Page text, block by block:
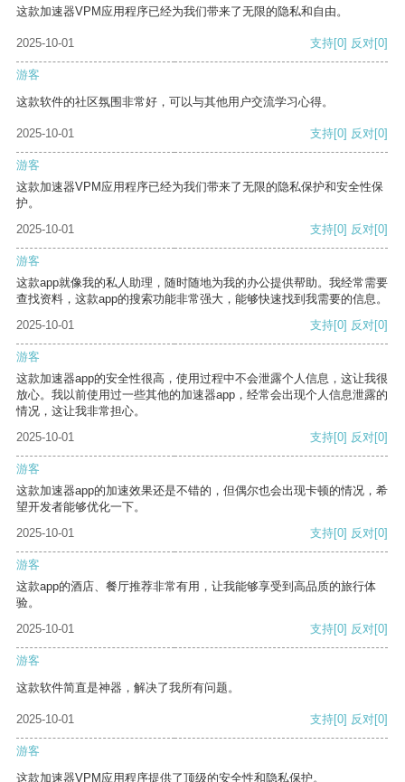
这款加速器VPM应用程序已经为我们带来了无限的隐私和自由。
2025-10-01 支持[0] 反对[0]
游客
这款软件的社区氛围非常好，可以与其他用户交流学习心得。
2025-10-01 支持[0] 反对[0]
游客
这款加速器VPM应用程序已经为我们带来了无限的隐私保护和安全性保
护。
2025-10-01
支持[0] 反对[0]
游客
这款app就像我的私人助理，随时随地为我的办公提供帮助。我经常需要
查找资料，这款app的搜索功能非常强大，能够快速找到我需要的信息。
2025-10-01
支持[0] 反对[0]
游客
这款加速器app的安全性很高，使用过程中不会泄露个人信息，这让我很
放心。我以前使用过一些其他的加速器app，经常会出现个人信息泄露的
情况，这让我非常担心。
2025-10-01
支持[0] 反对[0]
游客
这款加速器app的加速效果还是不错的，但偶尔也会出现卡顿的情况，希
望开发者能够优化一下。
2025-10-01
支持[0] 反对[0]
游客
这款app的酒店、餐厅推荐非常有用，让我能够享受到高品质的旅行体
验。
2025-10-01
支持[0] 反对[0]
游客
这款软件简直是神器，解决了我所有问题。
2025-10-01 支持[0] 反对[0]
游客
这款加速器VPM应用程序提供了顶级的安全性和隐私保护。